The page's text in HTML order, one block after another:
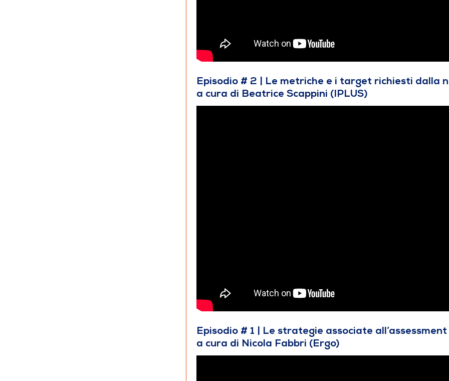
Episodio # 2 | Le metriche e i target richiesti dalla
a cura di Beatrice Scappini (IPLUS)
Episodio # 1 | Le strategie associate
a cura di Nicola Fabbri (Ergo)